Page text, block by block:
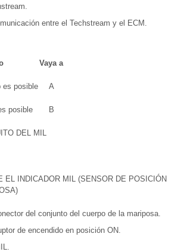
entre el Techstream y el ECM.
Vaya a
es posible A
posible B
DEL MIL
EL INDICADOR MIL (SENSOR DE POSICIÓN
del conjunto del cuerpo de la mariposa.
de encendido en posición ON.